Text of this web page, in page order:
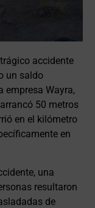
accidente
un saldo
empresa Wayra,
50 metros
en el kilómetro
en
una
resultaron
de